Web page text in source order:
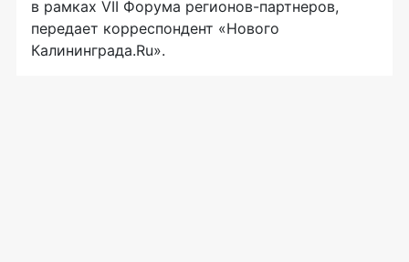
в рамках VII Форума регионов-партнеров,
передает корреспондент «Нового
Калининграда.Ru».